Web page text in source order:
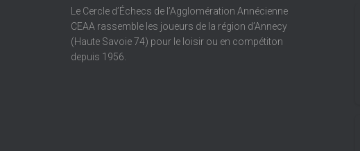
Le Cercle d’Échecs de l’Agglomération Annécienne
CEAA rassemble les joueurs de la région d’Annecy
(Haute Savoie 74) pour le loisir ou en compétiton
depuis 1956.